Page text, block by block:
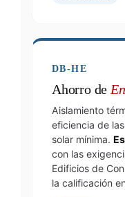
DB-HE
Ahorro de
Aislamiento
eficiencia de
solar mínima.
con las
Edificios de
la calificación